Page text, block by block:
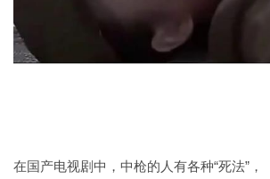
在国产电视剧中，中枪的人有各种“死法”，